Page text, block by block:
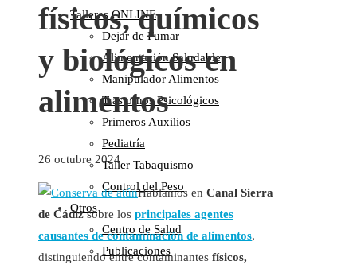
Plataforma
Manifiestos
Comunicados
En nuestra Web
Colaboraciones
Cartas al Director
Medios de Comunicación
Otros
Vídeos
Audio
Cara Oscura Sanidad
Humor
Talleres ONLINE
Dejar de Fumar
Alimentación Saludable
Manipulador Alimentos
Trastornos Psicológicos
Primeros Auxilios
Pediatría
Taller Tabaquismo
Control del Peso
Otros
Centro de Salud
Publicaciones
físicos, químicos
y biológicos en
alimentos
26 octubre 2024
Hablamos en Canal Sierra
de Cádizsobre los principales agentes
causantes de contaminación de alimentos,
distinguiendo entre contaminantes físicos,